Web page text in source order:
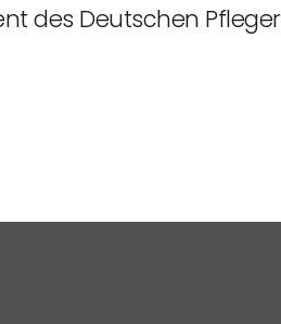
des Deutschen